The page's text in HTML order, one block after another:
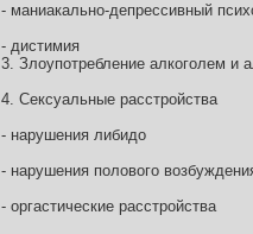
- маниакально-депрессивный
- дистимия
3. Злоупотребление алкоголем и
4. Сексуальные расстройства
- нарушения либидо
- нарушения полового
- оргастические расстройства